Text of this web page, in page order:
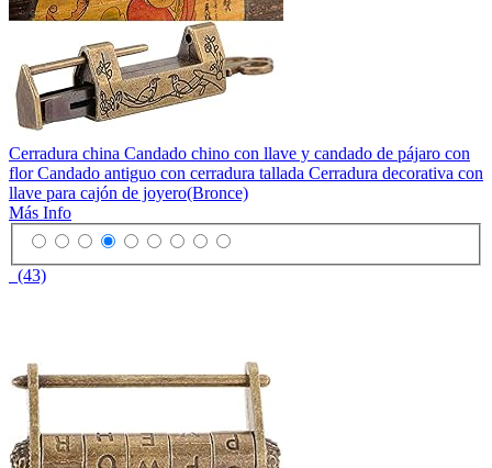
Cerradura china Candado chino con llave y candado de pájaro con
flor Candado antiguo con cerradura tallada Cerradura decorativa con
llave para cajón de joyero(Bronce)
Más Info
(43)